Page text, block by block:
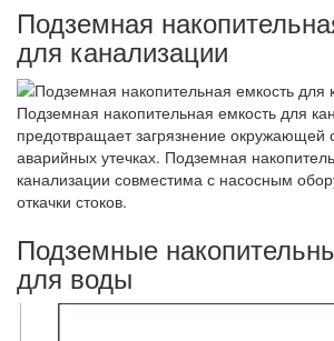
Подземная
для канализации
Подземная накопительная емкость для
предотвращает загрязнение окружающей
аварийных утечках. Подземная
канализации совместима с насосным
откачки стоков.
Подземные
для воды